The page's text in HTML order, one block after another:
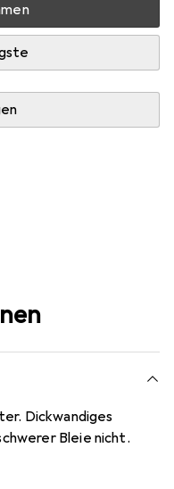
Lieferzeit
Dickwandiges
Bleie nicht.